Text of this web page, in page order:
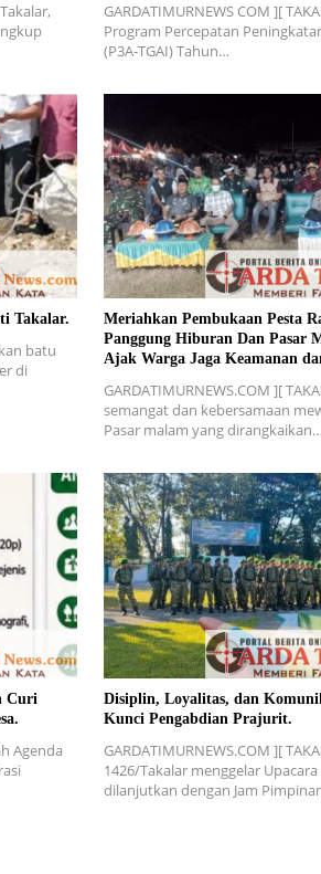
GARDATIMURNEWS COM ][
Program Percepatan
(P3A-TGAI) Tahun…
Takalar.
batu
di
Meriahkan Pembukaan Pesta
Panggung Hiburan Dan Pasar
Ajak Warga Jaga Keamanan
GARDATIMURNEWS.COM ][
semangat dan kebersamaan
Pasar malam yang dirangkaikan…
Curi
Agenda
Disiplin, Loyalitas, dan
Kunci Pengabdian Prajurit.
GARDATIMURNEWS.COM ][
1426/Takalar menggelar
dilanjutkan dengan Jam